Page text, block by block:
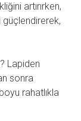
artırırken,
güçlendirerek,
Lapiden
sonra
rahatlıkla